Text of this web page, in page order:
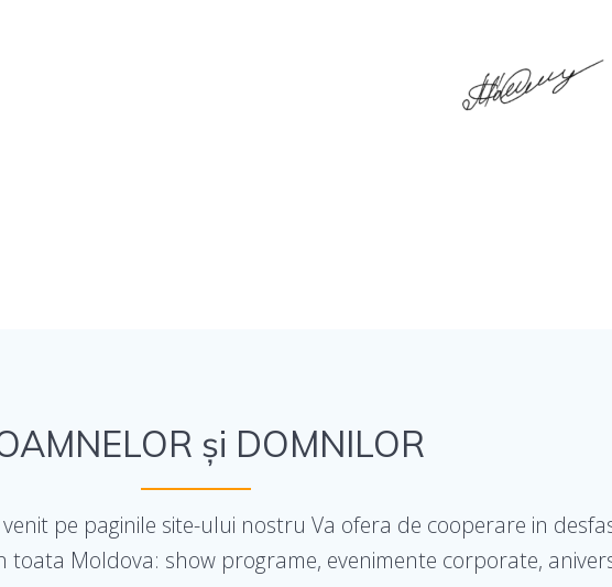
şi DOMNILOR
pe paginile site-ului nostru Va ofera de cooperare in
toata Moldova: show programe, evenimente corporate,